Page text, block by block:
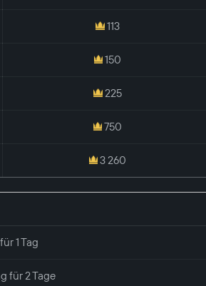
113
150
225
750
3 260
1 Tag
für 2 Tage